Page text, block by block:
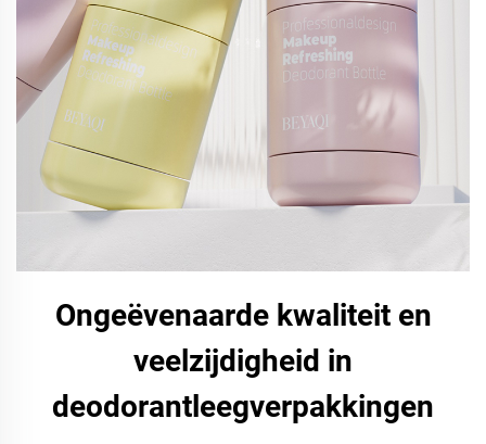
Ongeëvenaarde kwaliteit en
veelzijdigheid in
deodorantleegverpakkingen